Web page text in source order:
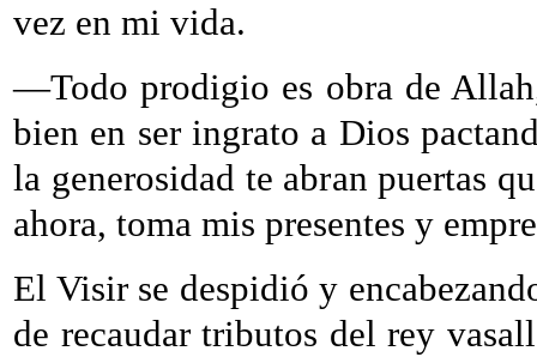
vez en mi vida.
—Todo prodigio es obra de
bien en ser ingrato a Dios
la generosidad te abran puertas
ahora, toma mis presentes y
El Visir se despidió y
de recaudar tributos del rey